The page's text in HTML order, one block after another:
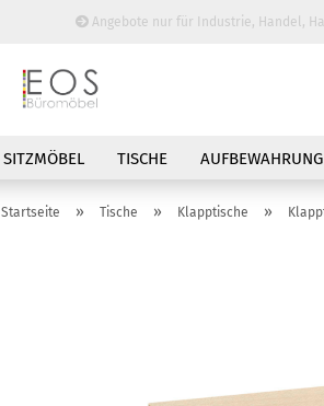
Angebote nur für Industrie, Handel,
SITZMÖBEL TISCHE AUFBEWAHRUNG
BESPRECHUNGSTISCHE
Startseite » Tische » Klapptische »